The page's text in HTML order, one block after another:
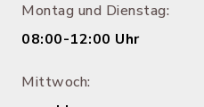
Montag und Dienstag:
08:00-12:00 Uhr
Mittwoch: